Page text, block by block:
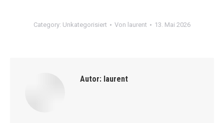
Category: Unkategorisiert Von laurent 13. Mai 2026
Autor: laurent